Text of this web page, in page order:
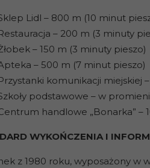
Lidl – 800 m (10 minut
– 200 m (3 minuty
– 150 m (3 minuty pieszo)
– 500 m (7 minut pieszo)
komunikacji miejskiej
podstawowe – w
handlowe „Bonarka” –
WYKOŃCZENIA I
z 1980 roku, wyposażony w